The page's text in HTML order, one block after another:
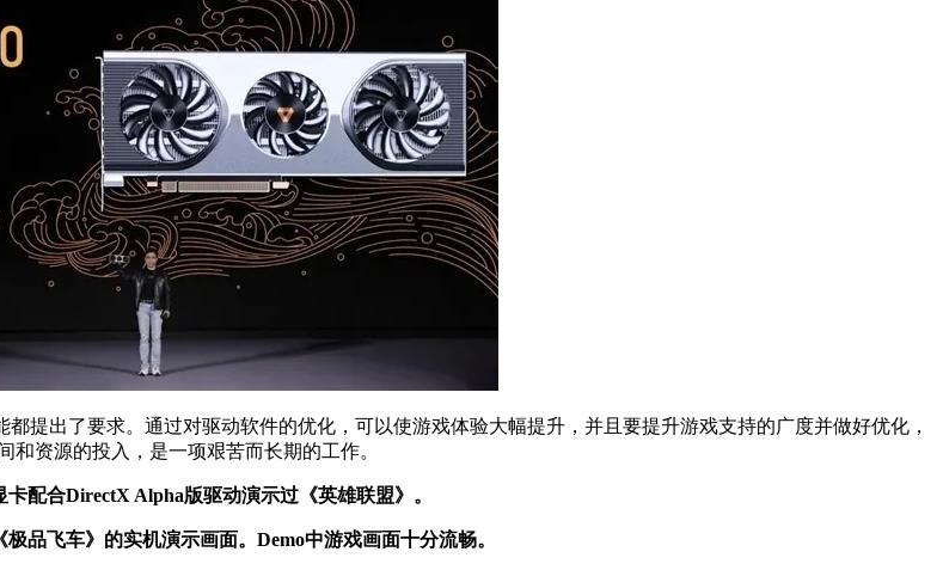
提出了要求。通过对驱动软件的优化，可以使游戏体验大幅提升，并且要提升游戏支持的广度并做好优化，
资源的投入，是一项艰苦而长期的工作。
配合DirectX Alpha版驱动演示过《英雄联盟》。
品飞车》的实机演示画面。Demo中游戏画面十分流畅。